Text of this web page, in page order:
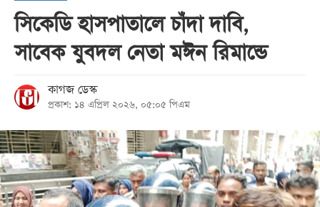
প্রচ্ছদ
জাতীয়
রাজনীতি
অর্থনীতি
আন্তর্জাতিক
সারাদেশ
সিকেডি হাসপাতালে চাঁদা দাবি,
সাবেক যুবদল নেতা মঈন রিমান্ডে
কাগজ ডেস্ক
প্রকাশ: ১৪ এপ্রিল ২০২৬, ০৫:০৫ পিএম